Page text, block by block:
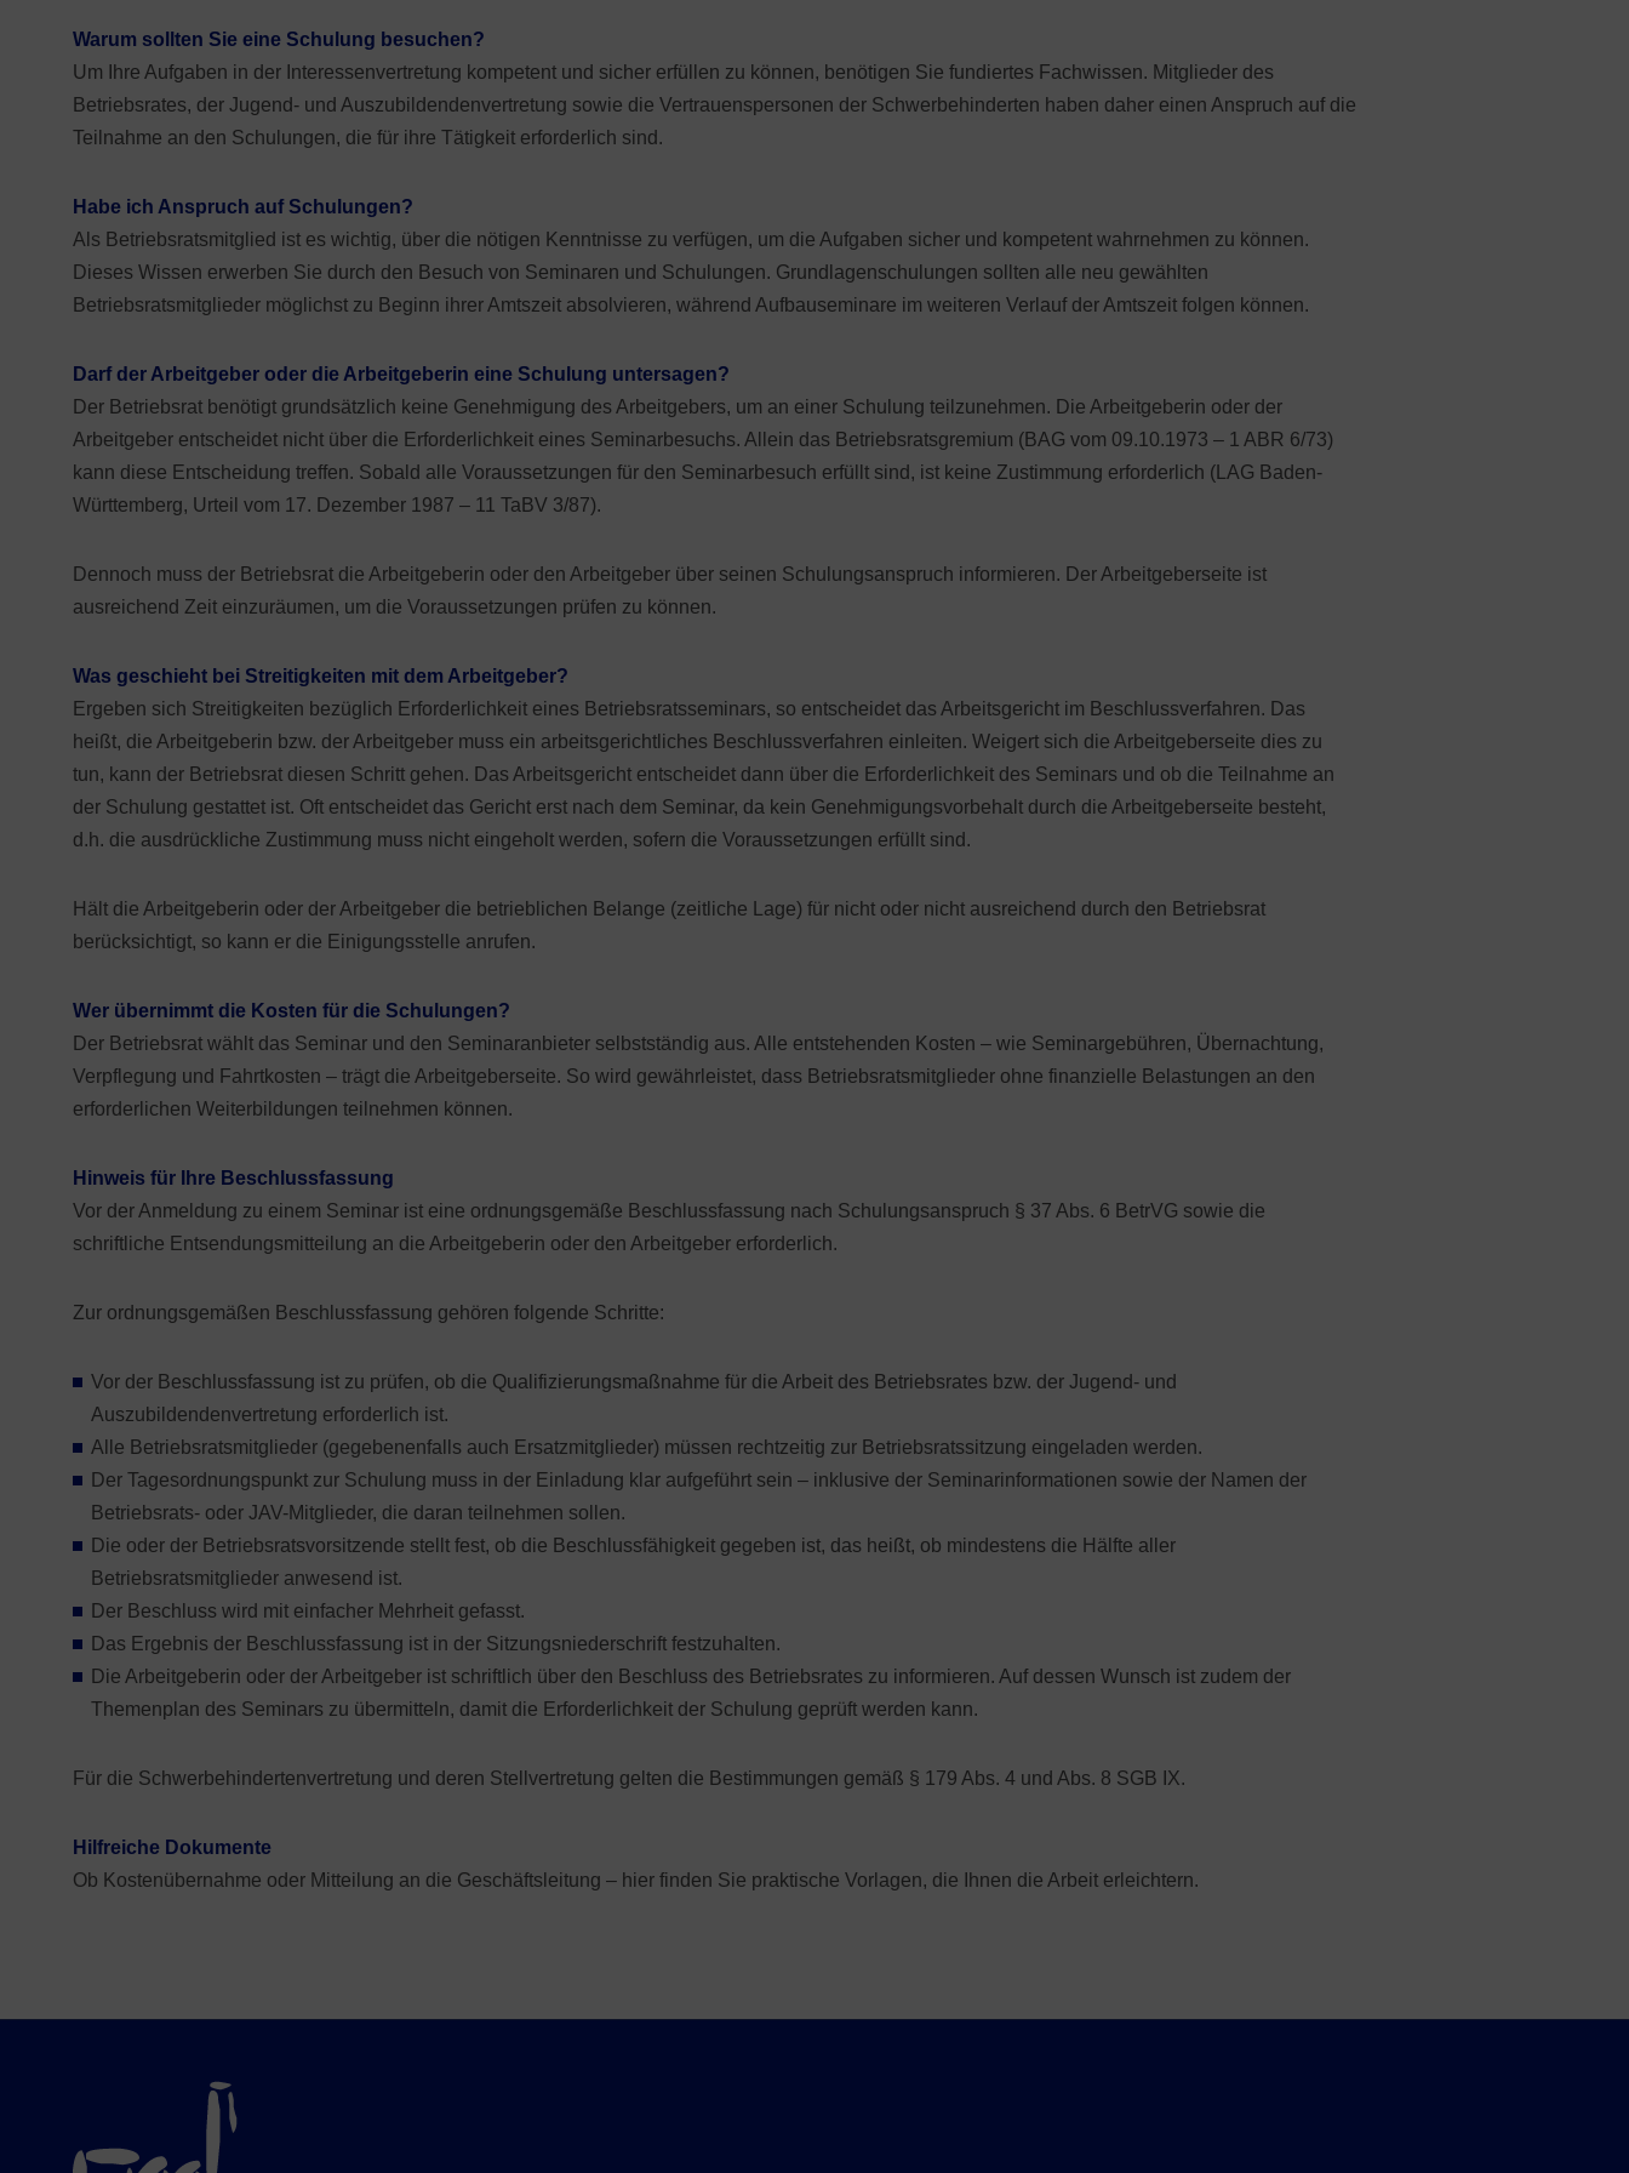
Tarifliche Regelungen zur Beschäftigungssicherung
Urlaub und tarifliche Freistellung Elternzeit und Wiedereinstieg
Abmahnung, Kündigung
Holz- und kunststoffverarbeitende Industrie
Warum sollten Sie eine Schulung besuchen?
Um Ihre Aufgaben in der Interessenvertretung kompetent und sicher erfüllen zu können, benötigen Sie fundiertes Fachwissen. Mitglieder des
Betriebsrates, der Jugend- und Auszubildendenvertretung sowie die Vertrauenspersonen der Schwerbehinderten haben daher einen Anspruch auf die
Teilnahme an den Schulungen, die für ihre Tätigkeit erforderlich sind.
Habe ich Anspruch auf Schulungen?
Als Betriebsratsmitglied ist es wichtig, über die nötigen Kenntnisse zu verfügen, um die Aufgaben sicher und kompetent wahrnehmen zu können.
Dieses Wissen erwerben Sie durch den Besuch von Seminaren und Schulungen. Grundlagenschulungen sollten alle neu gewählten
Betriebsratsmitglieder möglichst zu Beginn ihrer Amtszeit absolvieren, während Aufbauseminare im weiteren Verlauf der Amtszeit folgen können.
Darf der Arbeitgeber oder die Arbeitgeberin eine Schulung untersagen?
Der Betriebsrat benötigt grundsätzlich keine Genehmigung des Arbeitgebers, um an einer Schulung teilzunehmen. Die Arbeitgeberin oder der
Arbeitgeber entscheidet nicht über die Erforderlichkeit eines Seminarbesuchs. Allein das Betriebsratsgremium (BAG vom 09.10.1973 – 1 ABR 6/73)
kann diese Entscheidung treffen. Sobald alle Voraussetzungen für den Seminarbesuch erfüllt sind, ist keine Zustimmung erforderlich (LAG Baden-
Württemberg, Urteil vom 17. Dezember 1987 – 11 TaBV 3/87).
Dennoch muss der Betriebsrat die Arbeitgeberin oder den Arbeitgeber über seinen Schulungsanspruch informieren. Der Arbeitgeberseite ist
ausreichend Zeit einzuräumen, um die Voraussetzungen prüfen zu können.
Was geschieht bei Streitigkeiten mit dem Arbeitgeber?
Ergeben sich Streitigkeiten bezüglich Erforderlichkeit eines Betriebsratsseminars, so entscheidet das Arbeitsgericht im Beschlussverfahren. Das
heißt, die Arbeitgeberin bzw. der Arbeitgeber muss ein arbeitsgerichtliches Beschlussverfahren einleiten. Weigert sich die Arbeitgeberseite dies zu
tun, kann der Betriebsrat diesen Schritt gehen. Das Arbeitsgericht entscheidet dann über die Erforderlichkeit des Seminars und ob die Teilnahme an
der Schulung gestattet ist. Oft entscheidet das Gericht erst nach dem Seminar, da kein Genehmigungsvorbehalt durch die Arbeitgeberseite besteht,
d.h. die ausdrückliche Zustimmung muss nicht eingeholt werden, sofern die Voraussetzungen erfüllt sind.
Hält die Arbeitgeberin oder der Arbeitgeber die betrieblichen Belange (zeitliche Lage) für nicht oder nicht ausreichend durch den Betriebsrat
berücksichtigt, so kann er die Einigungsstelle anrufen.
Wer übernimmt die Kosten für die Schulungen?
Der Betriebsrat wählt das Seminar und den Seminaranbieter selbstständig aus. Alle entstehenden Kosten – wie Seminargebühren, Übernachtung,
Verpflegung und Fahrtkosten – trägt die Arbeitgeberseite. So wird gewährleistet, dass Betriebsratsmitglieder ohne finanzielle Belastungen an den
erforderlichen Weiterbildungen teilnehmen können.
Hinweis für Ihre Beschlussfassung
Vor der Anmeldung zu einem Seminar ist eine ordnungsgemäße Beschlussfassung nach Schulungsanspruch § 37 Abs. 6 BetrVG sowie die
schriftliche Entsendungsmitteilung an die Arbeitgeberin oder den Arbeitgeber erforderlich.
Zur ordnungsgemäßen Beschlussfassung gehören folgende Schritte:
Vor der Beschlussfassung ist zu prüfen, ob die Qualifizierungsmaßnahme für die Arbeit des Betriebsrates bzw. der Jugend- und
Auszubildendenvertretung erforderlich ist.
Alle Betriebsratsmitglieder (gegebenenfalls auch Ersatzmitglieder) müssen rechtzeitig zur Betriebsratssitzung eingeladen werden.
Der Tagesordnungspunkt zur Schulung muss in der Einladung klar aufgeführt sein – inklusive der Seminarinformationen sowie der Namen der
Betriebsrats- oder JAV-Mitglieder, die daran teilnehmen sollen.
Die oder der Betriebsratsvorsitzende stellt fest, ob die Beschlussfähigkeit gegeben ist, das heißt, ob mindestens die Hälfte aller
Betriebsratsmitglieder anwesend ist.
Der Beschluss wird mit einfacher Mehrheit gefasst.
Das Ergebnis der Beschlussfassung ist in der Sitzungsniederschrift festzuhalten.
Die Arbeitgeberin oder der Arbeitgeber ist schriftlich über den Beschluss des Betriebsrates zu informieren. Auf dessen Wunsch ist zudem der
Themenplan des Seminars zu übermitteln, damit die Erforderlichkeit der Schulung geprüft werden kann.
Für die Schwerbehindertenvertretung und deren Stellvertretung gelten die Bestimmungen gemäß § 179 Abs. 4 und Abs. 8 SGB IX.
Hilfreiche Dokumente
Ob Kostenübernahme oder Mitteilung an die Geschäftsleitung – hier finden Sie praktische Vorlagen, die Ihnen die Arbeit erleichtern.